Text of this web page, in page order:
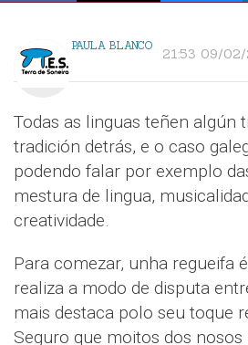
PAULA BLANCO 21:53 09/
Todas as linguas teñen algún
tradición detrás, e o caso
podendo falar por exemplo
mestura de lingua,
creatividade.
Para comezar, unha regueifa
realiza a modo de disputa
mais destaca polo seu toque
Seguro que moitos dos nosos